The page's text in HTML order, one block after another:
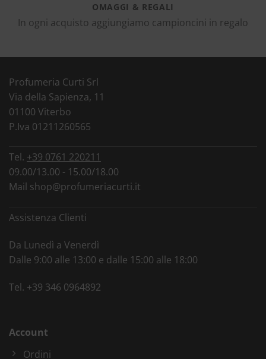
OMAGGI & REGALI
In ogni acquisto aggiungiamo campioncini in regalo
Profumeria Curti Srl
Via della Sapienza, 11
01100 Viterbo
P.Iva 01211260565
Tel. +39 0761 220211
09.00/13.00 - 15.00/18.00
Mail shop@profumeriacurti.it
Assistenza Clienti
Da Lunedì a Venerdì
Dalle 9:00 alle 13:00 e dalle 15:00 alle 18:00
Tel. +39 346 0964892
Account
Ordini